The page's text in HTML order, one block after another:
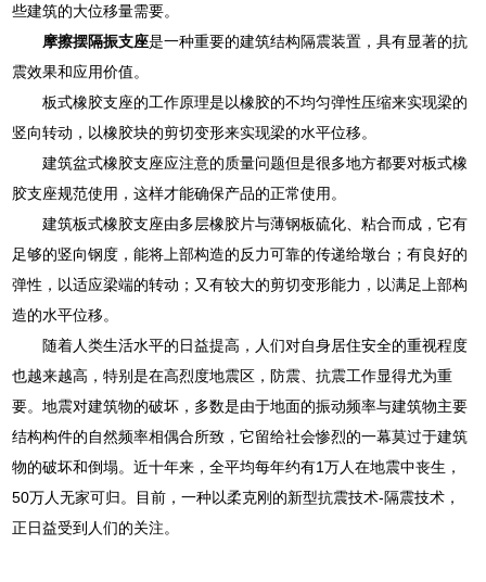
些建筑的大位移量需要。
摩擦摆隔振支座是一种重要的建筑结构隔震装置，具有显著的抗
震效果和应用价值。
板式橡胶支座的工作原理是以橡胶的不均匀弹性压缩来实现梁的
竖向转动，以橡胶块的剪切变形来实现梁的水平位移。
建筑盆式橡胶支座应注意的质量问题但是很多地方都要对板式橡
胶支座规范使用，这样才能确保产品的正常使用。
建筑板式橡胶支座由多层橡胶片与薄钢板硫化、粘合而成，它有
足够的竖向钢度，能将上部构造的反力可靠的传递给墩台；有良好的
弹性，以适应梁端的转动；又有较大的剪切变形能力，以满足上部构
造的水平位移。
随着人类生活水平的日益提高，人们对自身居住安全的重视程度
也越来越高，特别是在高烈度地震区，防震、抗震工作显得尤为重
要。地震对建筑物的破坏，多数是由于地面的振动频率与建筑物主要
结构构件的自然频率相偶合所致，它留给社会惨烈的一幕莫过于建筑
物的破坏和倒塌。近十年来，全平均每年约有1万人在地震中丧生，
50万人无家可归。目前，一种以柔克刚的新型抗震技术-隔震技术，
正日益受到人们的关注。